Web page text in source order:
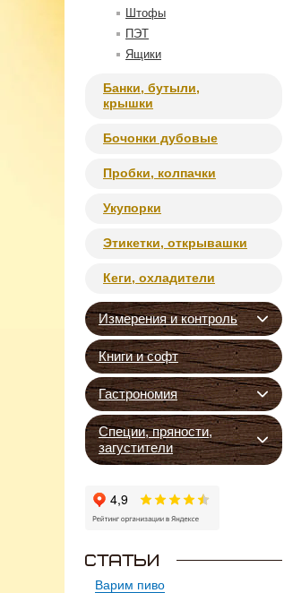
Штофы
ПЭТ
Ящики
Банки, бутыли,
крышки
Бочонки дубовые
Пробки, колпачки
Укупорки
Этикетки, открывашки
Кеги, охладители
Измерения и контроль
Книги и софт
Гастрономия
Специи, пряности,
загустители
Варим пиво